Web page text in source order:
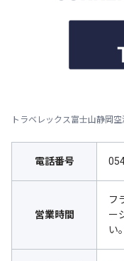
トラベレックス富士山静岡空
電話番号
営業時間
フ
ー
い。